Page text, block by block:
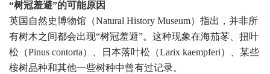
“树冠羞避”的可能原因
英国自然史博物馆（Natural History Museum）指出，并非所
有树木之间都会出现“树冠羞避”。这种现象在海茄苳、扭叶
松（Pinus contorta）、日本落叶松（Larix kaempferi）、某些
桉树品种和其他一些树种中曾有过记录。